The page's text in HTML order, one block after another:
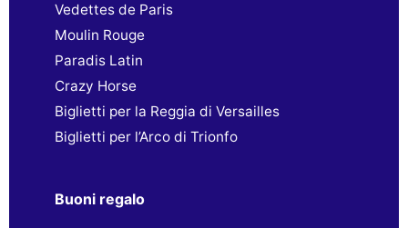
Vedettes de Paris
Moulin Rouge
Paradis Latin
Crazy Horse
Biglietti per la Reggia di Versailles
Biglietti per l’Arco di Trionfo
Buoni regalo